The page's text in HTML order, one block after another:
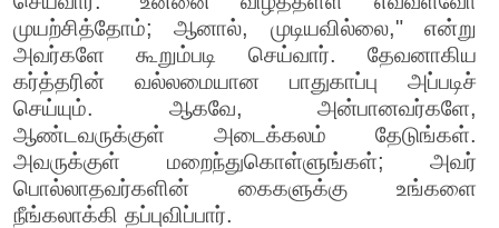
முயற்சித்தோம்; ஆனால், முடியவில்லை," என்று
அவர்களே கூறும்படி செய்வார். தேவனாகிய
கர்த்தரின் வல்லமையான பாதுகாப்பு அப்படிச்
செய்யும். ஆகவே, அன்பானவர்களே,
ஆண்டவருக்குள் அடைக்கலம் தேடுங்கள்.
அவருக்குள் மறைந்துகொள்ளுங்கள்; அவர்
பொல்லாதவர்களின் கைகளுக்கு உங்களை
நீங்கலாக்கி தப்புவிப்பார்.